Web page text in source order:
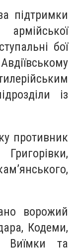
підтримки
бої
із
противник
ворожий
Кодеми,
Виїмки та